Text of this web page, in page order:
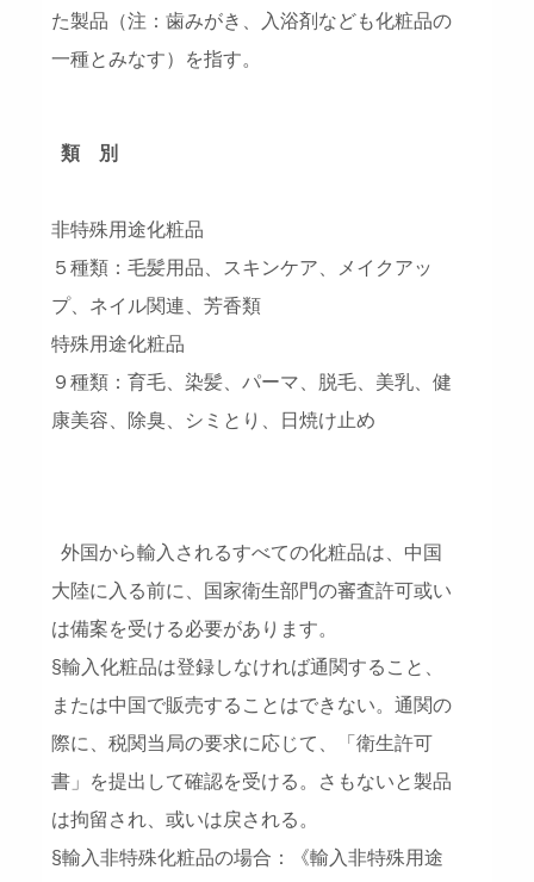
た製品（注：歯みがき、入浴剤なども化粧品の
一種とみなす）を指す。
類 別
非特殊用途化粧品
５種類：毛髪用品、スキンケア、メイクアッ
プ、ネイル関連、芳香類
特殊用途化粧品
９種類：育毛、染髪、パーマ、脱毛、美乳、健
康美容、除臭、シミとり、日焼け止め
外国から輸入されるすべての化粧品は、中国
大陸に入る前に、国家衛生部門の審査許可或い
は備案を受ける必要があります。
§輸入化粧品は登録しなければ通関すること、
または中国で販売することはできない。通関の
際に、税関当局の要求に応じて、「衛生許可
書」を提出して確認を受ける。さもないと製品
は拘留され、或いは戻される。
§輸入非特殊化粧品の場合：《輸入非特殊用途